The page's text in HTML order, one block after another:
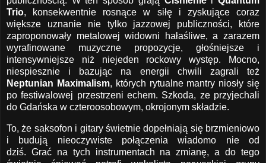
Trio, konsekwentnie rosnące w siłę i zyskujące coraz
większe uznanie nie tylko jazzowej publiczności, które
zaproponowały metalowej widowni hałaśliwe, a zarazem
wyrafinowane muzyczne propozycje, głośniejsze i
intensywniejsze niż niejeden rockowy występ. Mocno,
niespiesznie i bazując na energii chwili zagrali też
Neptunian Maximalism, których rytualne mantry niosły się
po festiwalowej przestrzeni echem. Szkoda, ze przyjechali
do Gdańska w czteroosobowym, okrojonym składzie.
To, że saksofon i gitary świetnie dopełniają się brzmieniowo
i budują nieoczywiste połączenia wiadomo nie od
dziś. Grać na tych instrumentach na zmianę, a do tego